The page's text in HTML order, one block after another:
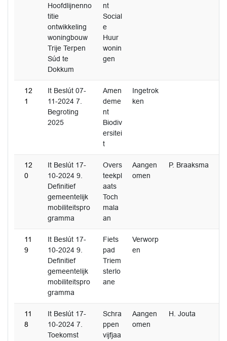
Hoofdlijnenno
titie
ontwikkeling
woningbouw
Trije Terpen
Súd te
Dokkum
nt
Social
e
Huur
wonin
gen
12
1
It Beslút 07-
11-2024 7.
Begroting
2025
Amen
deme
nt
Biodiv
ersitei
t
Ingetrok
ken
12
0
It Beslút 17-
10-2024 9.
Definitief
gemeentelijk
mobiliteitspro
gramma
Overs
teekpl
aats
Toch
mala
an
Aangen
omen
P. Braaksma
11
9
It Beslút 17-
10-2024 9.
Definitief
gemeentelijk
mobiliteitspro
gramma
Fiets
pad
Triem
sterlo
ane
Verworp
en
11
8
It Beslút 17-
10-2024 7.
Toekomst
Schra
ppen
vijfjaa
Aangen
omen
H. Jouta